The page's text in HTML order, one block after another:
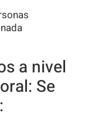
a nivel
Se